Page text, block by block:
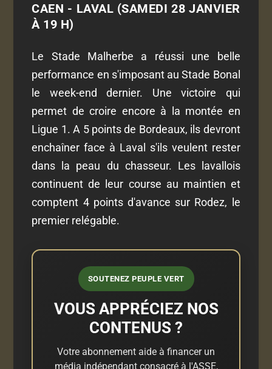
CAEN - LAVAL (SAMEDI 28 JANVIER
À 19 H)
Le Stade Malherbe a réussi une belle
performance en s'imposant au Stade Bonal
le week-end dernier. Une victoire qui
permet de croire encore à la montée en
Ligue 1. A 5 points de Bordeaux, ils devront
enchaîner face à Laval s'ils veulent rester
dans la peau du chasseur. Les lavallois
continuent de leur course au maintien et
comptent 4 points d'avance sur Rodez, le
premier relégable.
SOUTENEZ PEUPLE VERT
VOUS APPRÉCIEZ NOS
CONTENUS ?
Votre abonnement aide à financer un
média indépendant consacré à l'ASSE,